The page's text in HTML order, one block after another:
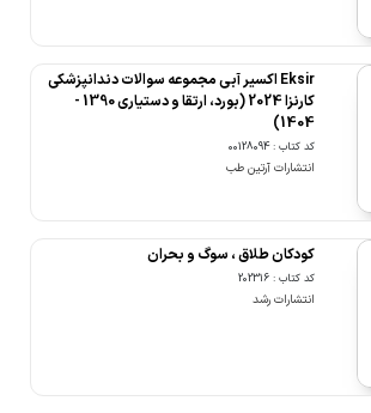
Eksir اکسیر آبی مجموعه سوالات دندانپزشکی
کارنزا 2024 (بورد، ارتقا و دستیاری 1390 -
1404)
کد کتاب : 00128094
انتشارات آرتین طب
کودکان طلاق ، سوگ و بحران
کد کتاب : 202316
انتشارات رشد